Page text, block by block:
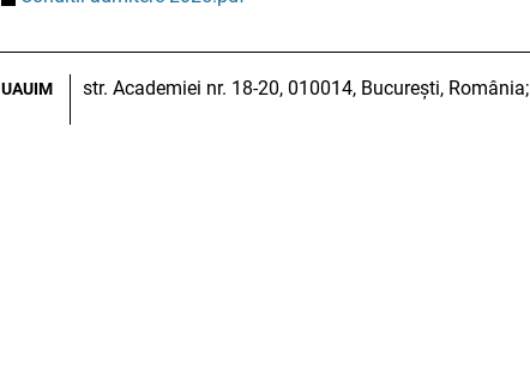
UAUIM str. Academiei nr. 18-20, 010014, București, România;